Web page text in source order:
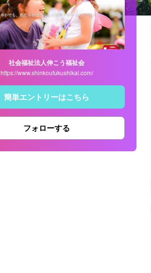
社会福祉法人伸こう福祉会
https://www.shinkoufukushikai.com/
簡単エントリーはこちら
フォローする